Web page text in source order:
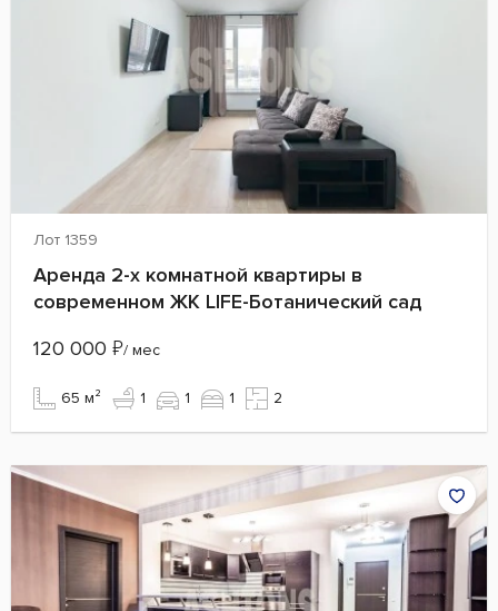
Лот 1359
Аренда 2-х комнатной квартиры в
современном ЖК LIFE-Ботанический сад
120 000 ₽/ мес
65 м² 1 1 1 2